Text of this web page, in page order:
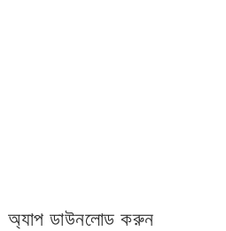
অ্যাপ ডাউনলোড করুন